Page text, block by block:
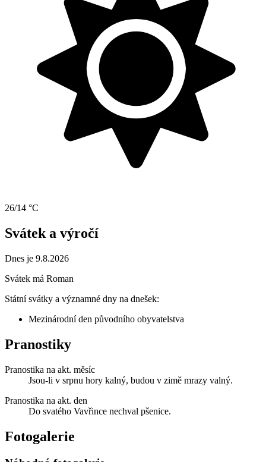
26/14 °C
Svátek a výročí
Dnes je 9.8.2026
Svátek má Roman
Státní svátky a významné dny na dnešek:
Mezinárodní den původního obyvatelstva
Pranostiky
Pranostika na akt. měsíc
Jsou-li v srpnu hory kalný, budou v zimě mrazy valný.
Pranostika na akt. den
Do svatého Vavřince nechval pšenice.
Fotogalerie